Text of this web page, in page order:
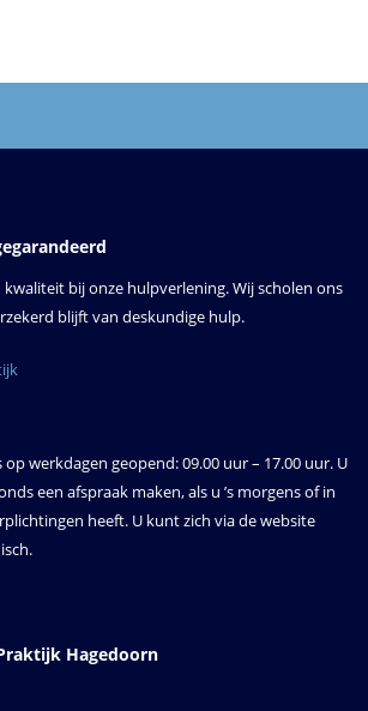
bij onze hulpverlening. Wij scholen ons
blijft van deskundige hulp.
werkdagen geopend: 09.00 uur – 17.00 uur. U
een afspraak maken, als u ’s morgens of in
heeft. U kunt zich via de website
Hagedoorn